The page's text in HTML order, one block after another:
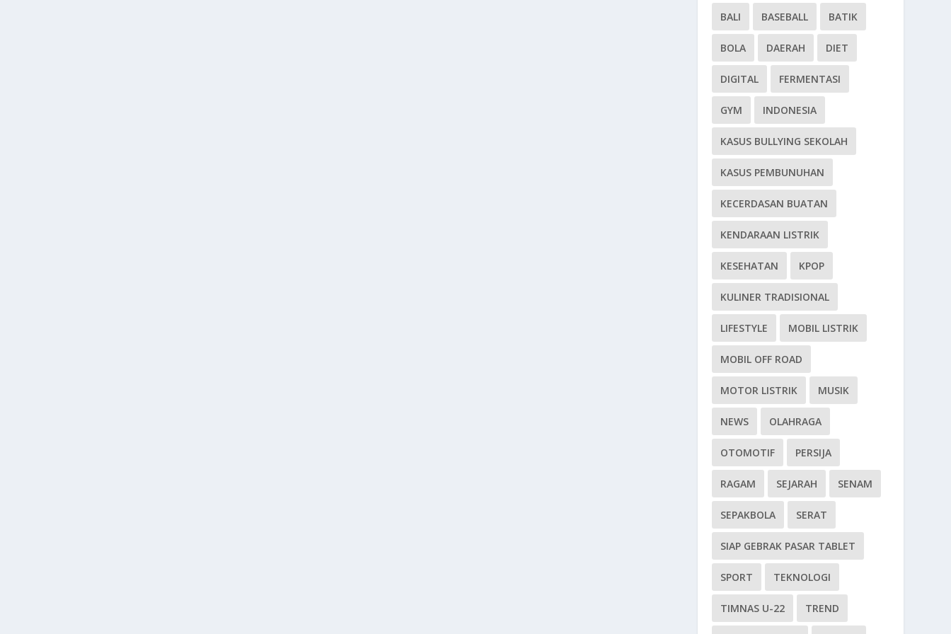
BALI BASEBALL BATIK
BOLA DAERAH DIET
DIGITAL FERMENTASI
GYM INDONESIA
KASUS BULLYING SEKOLAH
KASUS PEMBUNUHAN
KECERDASAN BUATAN
KENDARAAN LISTRIK
KESEHATAN KPOP
KULINER TRADISIONAL
LIFESTYLE MOBIL LISTRIK
MOBIL OFF ROAD
MOTOR LISTRIK MUSIK
NEWS OLAHRAGA
OTOMOTIF PERSIJA
RAGAM SEJARAH SENAM
SEPAKBOLA SERAT
SIAP GEBRAK PASAR TABLET
SPORT TEKNOLOGI
TIMNAS U-22 TREND